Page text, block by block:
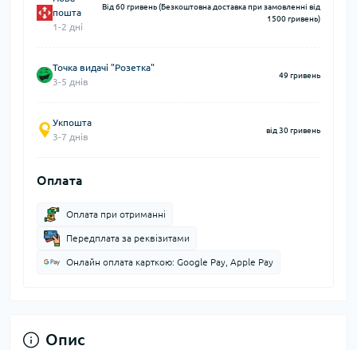
пошта
1-2 дні
Від 60 гривень (Безкоштовна доставка при замовленні від
1500 гривень)
Точка видачі "Розетка"
3-5 днів
49 гривень
Укпошта
3-7 днів
від 30 гривень
Оплата
Оплата при отриманні
Передплата за реквізитами
Онлайн оплата карткою: Google Pay, Apple Pay
Опис